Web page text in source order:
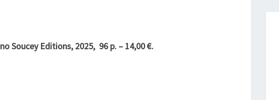
Soucey Editions, 2025, 96 p. – 14,00 €.